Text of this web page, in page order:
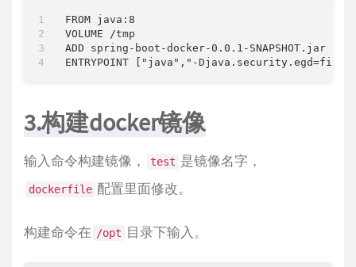
FROM java:8
VOLUME /tmp
ADD spring-boot-docker-0.0.1-SNAPSHOT.jar /
3.构建docker镜像
输入命令构建镜像， test 是镜像名字，
dockerfile 配置里面修改。
构建命令在 /opt 目录下输入。